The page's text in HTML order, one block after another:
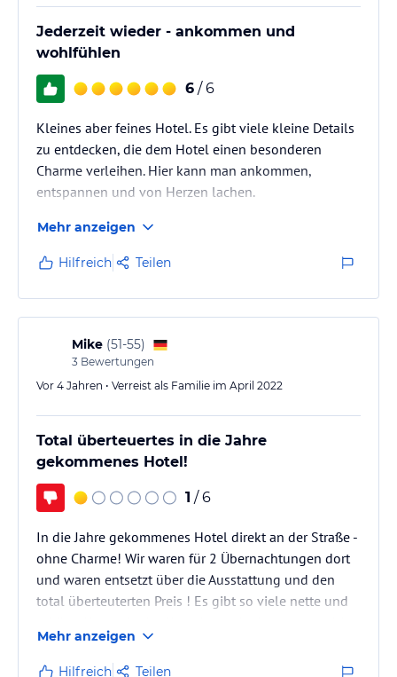
Jederzeit wieder - ankommen und
wohlfühlen
6 / 6
Kleines aber feines Hotel. Es gibt viele kleine Details
zu entdecken, die dem Hotel einen besonderen
Charme verleihen. Hier kann man ankommen,
entspannen und von Herzen lachen.
Mehr anzeigen
Hilfreich Teilen
Mike (51-55)
3 Bewertungen
Vor 4 Jahren • Verreist als Familie im April 2022
Total überteuertes in die Jahre
gekommenes Hotel!
1 / 6
In die Jahre gekommenes Hotel direkt an der Straße -
ohne Charme! Wir waren für 2 Übernachtungen dort
und waren entsetzt über die Ausstattung und den
total überteuterten Preis ! Es gibt so viele nette und
wirklich gut erholen kann - in diesem Hotel leider
nicht!
Mehr anzeigen
Hilfreich Teilen